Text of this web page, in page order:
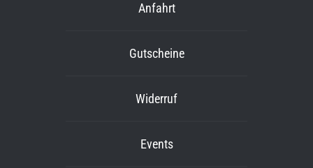
Anfahrt
Gutscheine
Widerruf
Events